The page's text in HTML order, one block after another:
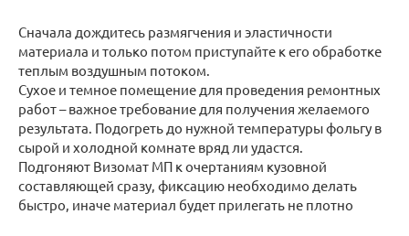
Сначала дождитесь размягчения и эластичности
материала и только потом приступайте к его обработке
теплым воздушным потоком.
Сухое и темное помещение для проведения ремонтных
работ – важное требование для получения желаемого
результата. Подогреть до нужной температуры фольгу в
сырой и холодной комнате вряд ли удастся.
Подгоняют Визомат МП к очертаниям кузовной
составляющей сразу, фиксацию необходимо делать
быстро, иначе материал будет прилегать не плотно